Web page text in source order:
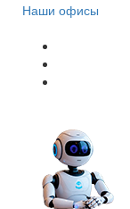
Наши офисы